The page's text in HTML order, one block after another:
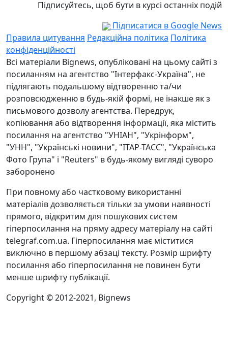
Підписуйтесь, щоб бути в курсі останніх подій
Підписатися в Google News
Правила цитування Редакційна політика Політика
конфіденційності
Всі матеріали Bignews, опубліковані на цьому сайті з
посиланням на агентство "Інтерфакс-Україна", не
підлягають подальшому відтворенню та/чи
розповсюдженню в будь-якій формі, не інакше як з
письмового дозволу агентства. Передрук,
копіювання або відтворення інформації, яка містить
посилання на агентство "УНІАН", "Укрінформ",
"УНН", "Українські новини", "ІТАР-ТАСС", "Українська
Фото Група" і "Reuters" в будь-якому вигляді суворо
заборонено
При повному або частковому використанні
матеріалів дозволяється тільки за умови наявності
прямого, відкритим для пошукових систем
гіперпосилання на пряму адресу матеріалу на сайті
telegraf.com.ua. Гіперпосилання має міститися
виключно в першому абзаці тексту. Розмір шрифту
посилання або гіперпосилання не повинен бути
менше шрифту публікації.
Copyright © 2012-2021, Bignews